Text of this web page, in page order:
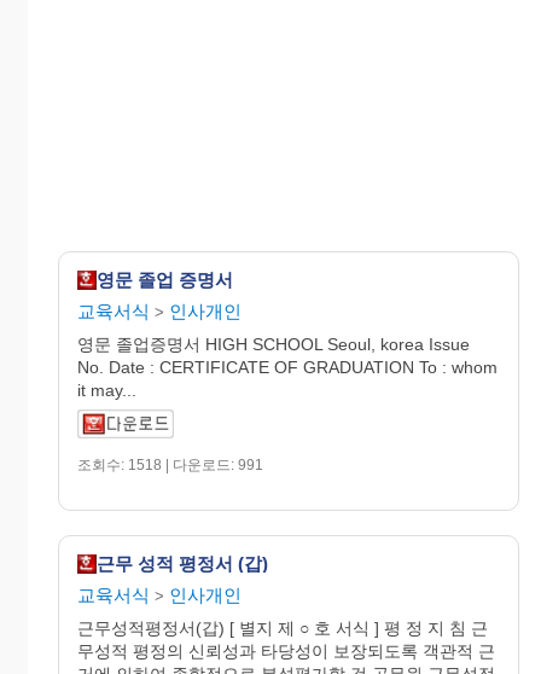
영문 졸업 증명서
교육서식 > 인사개인
영문 졸업증명서 HIGH SCHOOL Seoul, korea Issue
No. Date : CERTIFICATE OF GRADUATION To : whom
it may...
조회수: 1518 | 다운로드: 991
근무 성적 평정서 (갑)
교육서식 > 인사개인
근무성적평정서(갑) [ 별지 제 ○ 호 서식 ] 평 정 지 침 근
무성적 평정의 신뢰성과 타당성이 보장되도록 객관적 근